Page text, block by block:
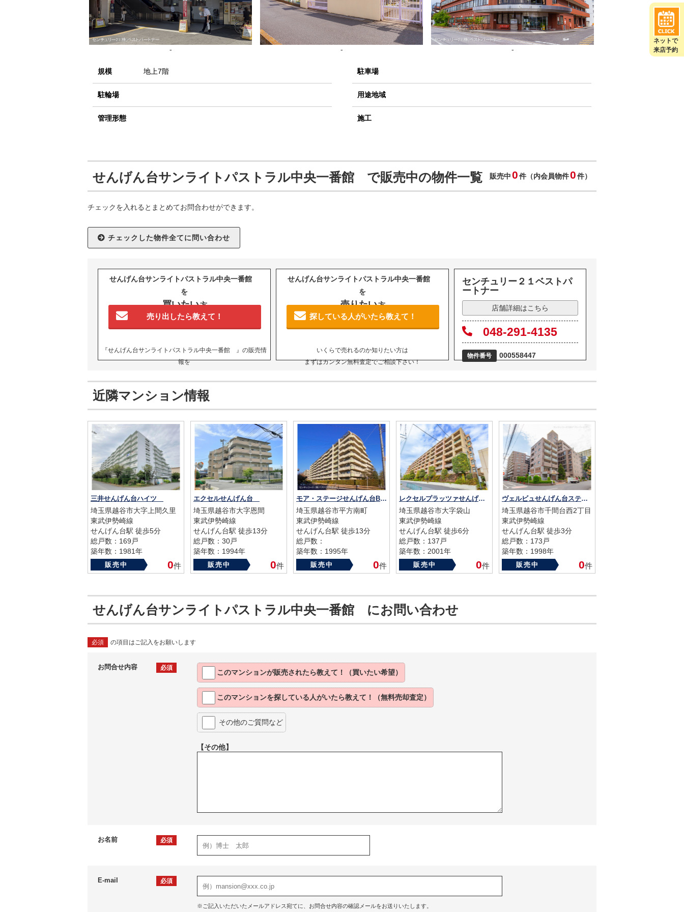
ネットで
来店予約
- - -
規模 地上7階
駐輪場
管理形態
駐車場
用途地域
施工
せんげん台サンライトパストラル中央一番館 で販売中の物件一覧 販売中0件（内会員物件0件）
チェックを入れるとまとめてお問合わせができます。
せんげん台サンライトパストラル中央一番館
を
買いたい方
売り出したら教えて！
『せんげん台サンライトパストラル中央一番館 』の販売情
報を
せんげん台サンライトパストラル中央一番館
を
売りたい方
探している人がいたら教えて！
いくらで売れるのか知りたい方は
まずはカンタン無料査定でご相談下さい！
センチュリー２１ベストパ
ートナー
店舗詳細はこちら
048-291-4135
物件番号 000558447
近隣マンション情報
三井せんげん台ハイツ
埼玉県越谷市大字上間久里
東武伊勢崎線
せんげん台駅 徒歩5分
総戸数：169戸
築年数：1981年
販売中 0件
エクセルせんげん台
埼玉県越谷市大字恩間
東武伊勢崎線
せんげん台駅 徒歩13分
総戸数：30戸
築年数：1994年
販売中 0件
モア・ステージせんげん台B棟
埼玉県越谷市平方南町
東武伊勢崎線
せんげん台駅 徒歩13分
総戸数：
築年数：1995年
販売中 0件
レクセルプラッツァせんげん台弐番館
埼玉県越谷市大字袋山
東武伊勢崎線
せんげん台駅 徒歩6分
総戸数：137戸
築年数：2001年
販売中 0件
ヴェルビュせんげん台ステーションプラザ
埼玉県越谷市千間台西2丁目
東武伊勢崎線
せんげん台駅 徒歩3分
総戸数：173戸
築年数：1998年
販売中 0件
せんげん台サンライトパストラル中央一番館 にお問い合わせ
必須 の項目はご記入をお願いします
お問合せ内容 必須
このマンションが販売されたら教えて！（買いたい希望）
このマンションを探している人がいたら教えて！（無料売却査定）
その他のご質問など
【その他】
お名前 必須
E-mail 必須
※ご記入いただいたメールアドレス宛てに、お問合せ内容の確認メールをお送りいたします。